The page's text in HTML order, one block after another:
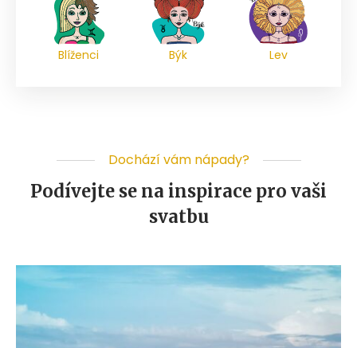
Blíženci Býk Lev
Dochází vám nápady?
Podívejte se na inspirace pro vaši
svatbu